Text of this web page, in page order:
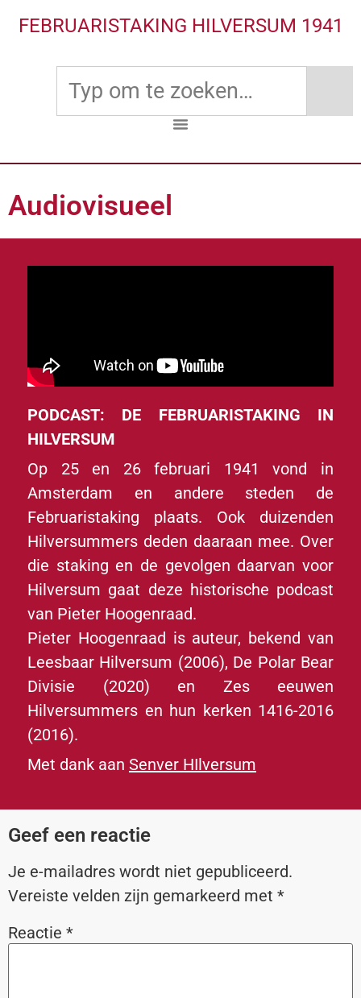
FEBRUARISTAKING HILVERSUM 1941
Audiovisueel
PODCAST: DE FEBRUARISTAKING IN
HILVERSUM
Op 25 en 26 februari 1941 vond in
Amsterdam en andere steden de
Februaristaking plaats. Ook duizenden
Hilversummers deden daaraan mee. Over
die staking en de gevolgen daarvan voor
Hilversum gaat deze historische podcast
van Pieter Hoogenraad.
Pieter Hoogenraad is auteur, bekend van
Leesbaar Hilversum (2006), De Polar Bear
Divisie (2020) en Zes eeuwen
Hilversummers en hun kerken 1416-2016
(2016).
Met dank aan Senver HIlversum
Geef een reactie
Je e-mailadres wordt niet gepubliceerd.
Vereiste velden zijn gemarkeerd met *
Reactie *